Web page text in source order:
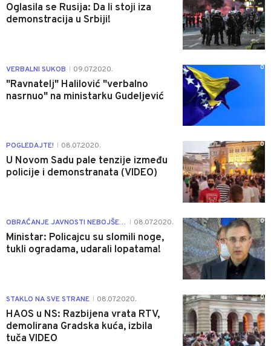
Oglasila se Rusija: Da li stoji iza
demonstracija u Srbiji!
VERBALNI SUKOB 09.07.2020.
"Ravnatelj" Halilović "verbalno
nasrnuo" na ministarku Gudeljević
0
POGLEDAJTE! 08.07.2020.
U Novom Sadu pale tenzije između
policije i demonstranata (VIDEO)
0
OBRAĆANJE JAVNOSTI NEBOJŠE STEFANOVIĆA 08.07.2020.
Ministar: Policajcu su slomili noge,
tukli ogradama, udarali lopatama!
0
STAKLO NA SVE STRANE 08.07.2020.
HAOS u NS: Razbijena vrata RTV,
demolirana Gradska kuća, izbila
tuča VIDEO
0